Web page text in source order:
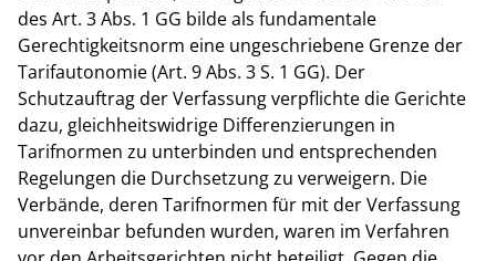
des Art. 3 Abs. 1 GG bilde als fundamentale
Gerechtigkeitsnorm eine ungeschriebene Grenze der
Tarifautonomie (Art. 9 Abs. 3 S. 1 GG). Der
Schutzauftrag der Verfassung verpflichte die Gerichte
dazu, gleichheitswidrige Differenzierungen in
Tarifnormen zu unterbinden und entsprechenden
Regelungen die Durchsetzung zu verweigern. Die
Verbände, deren Tarifnormen für mit der Verfassung
unvereinbar befunden wurden, waren im Verfahren